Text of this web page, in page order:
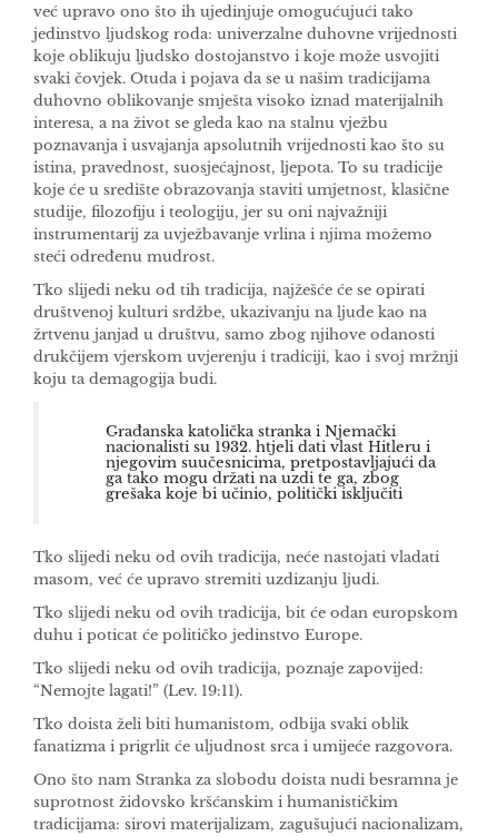
već upravo ono što ih ujedinjuje omogućujući tako
jedinstvo ljudskog ro­da: univerzalne duhovne vrijednosti
koje oblikuju ljudsko dostojanstvo i koje može usvojiti
svaki čov­jek. Otuda i pojava da se u našim tradicijama
duho­vno oblikovanje smješta visoko iznad materijalnih
interesa, a na život se gleda kao na stalnu vježbu
poznavanja i usvajanja apsolutnih vrijednosti kao što su
istina, pravednost, suosjećajnost, ljepota. To su tradicije
koje će u središte obrazovanja staviti umjetnost, klasične
studije, filozofiju i teologiju, jer su oni najvažniji
instrumentarij za uvježbavanje vrlina i njima možemo
steći određenu mudrost.
Tko slijedi neku od tih tradicija, najžešće će se opirati
društvenoj kulturi srdžbe, ukazivanju na lju­de kao na
žrtvenu janjad u društvu, samo zbog nji­hove odanosti
drukčijem vjerskom uvjerenju i tra­diciji, kao i svoj mržnji
koju ta demagogija budi.
Građanska katolička stranka i Njemački
nacionalisti su 1932. htjeli dati vlast Hitleru i
njegovim suučesnicima, pretpostavljajući da
ga tako mogu držati na uzdi te ga, zbog
grešaka koje bi učinio, politički isključiti
Tko slijedi neku od ovih tradicija, neće nastojati vladati
masom, već će upravo stremiti uzdizanju ljudi.
Tko slijedi neku od ovih tradicija, bit će odan europ­skom
duhu i poticat će političko jedinstvo Europe.
Tko slijedi neku od ovih tradicija, poznaje zapo­vijed:
“Nemojte lagati!” (Lev. 19:11).
Tko doista želi biti humanistom, odbija svaki ob­lik
fanatizma i prigrlit će uljudnost srca i umijeće razgovora.
Ono što nam Stranka za slobodu doista nudi be­sramna je
suprotnost židovsko­ kršćanskim i huma­nističkim
tradicijama: sirovi materijalizam, zagu­šujući nacionalizam,